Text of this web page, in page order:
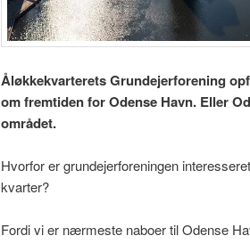
Åløkkekvarterets Grundejerforening
om fremtiden for Odense Havn. Eller
området.
Hvorfor er grundejerforeningen
kvarter?
Fordi vi er nærmeste naboer til Odense